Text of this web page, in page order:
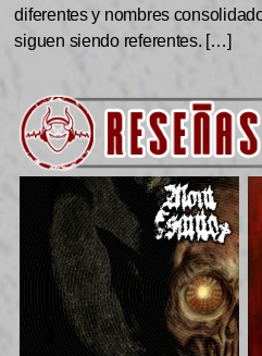
diferentes y nombres
siguen siendo referentes. […]